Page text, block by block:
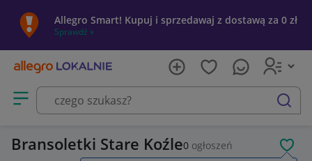
Allegro Smart! Kupuj i sprzedawaj z dostawą za 0 zł
Sprawdź »
Otwórz menu z kategoriami
szukaj
Bransoletki Stare Koźle0 ogłoszeń